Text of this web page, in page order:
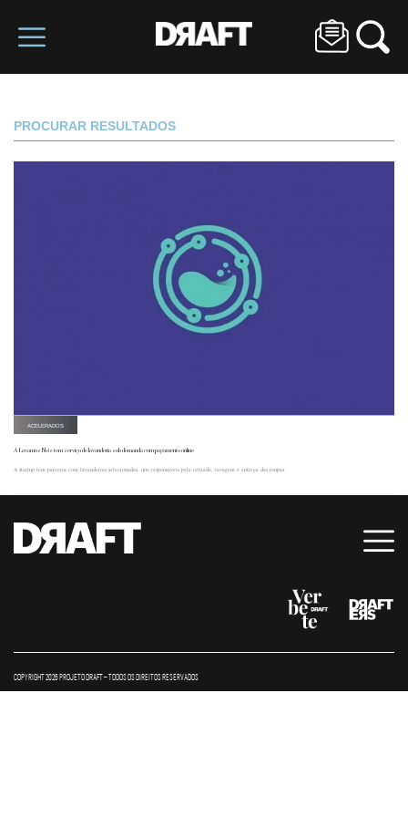
PROCURAR RESULTADOS
ACELERADOS
A LavamosNós tem serviço de lavanderia sob demanda com pagamento online
A startup tem parceria com lavanderias selecionadas, que responsáveis pela retirada, lavagem e entrega das roupas.
COPYRIGHT 2026 PROJETO DRAFT – TODOS OS DIREITOS RESERVADOS